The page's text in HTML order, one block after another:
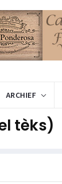
ARCHIEF
tèks)